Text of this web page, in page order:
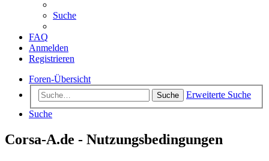
Suche
FAQ
Anmelden
Registrieren
Foren-Übersicht
Suche
Erweiterte Suche
Suche
Corsa-A.de - Nutzungsbedingungen